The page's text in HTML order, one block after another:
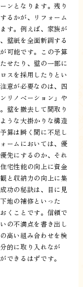
ンとなります。残り
るかが、リフォーム
す。例えば、家族が
壁紙を全面新調する
可能です。この予算
せたり、壁の一部に
スを採用したりとい
意が必要なのは、四
リノベーション」や
壁を撤去して間取り
うな大掛かりな構造
算は瞬く間に不足し
ームにおいては、優
先にするのか、それ
宅性能の向上に資金
と収納力の向上に集
功の秘訣は、目に見
地の補修といった
くことです。信頼で
の不満点を書き出し
高い組み合わせを検
的に取り入れなが
できるはずです。